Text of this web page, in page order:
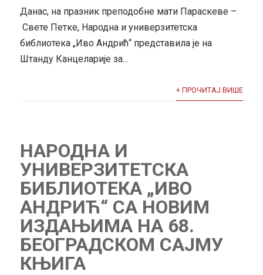
Данас, на празник преподобне мати Параскеве –
Свете Петке, Народна и универзитетска
библиотека „Иво Андрић“ представила је на
Штанду Канцеларије за...
+ ПРОЧИТАЈ ВИШЕ
НАРОДНА И
УНИВЕРЗИТЕТСКА
БИБЛИОТЕКА „ИВО
АНДРИЋ“ СА НОВИМ
ИЗДАЊИМА НА 68.
БЕОГРАДСКОМ САЈМУ
КЊИГА